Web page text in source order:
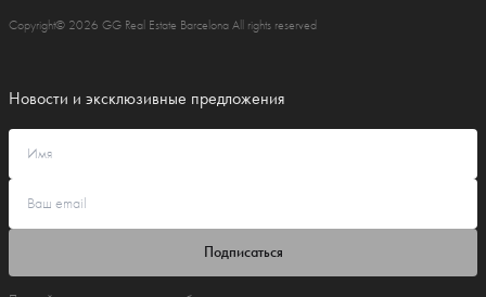
Copyright© 2026 GG Real Estate Barcelona All rights reserved
Новости и эксклюзивные предложения
Подписаться